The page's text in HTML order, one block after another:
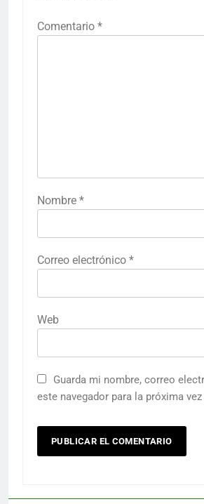
Comentario *
Nombre *
Correo electrónico *
Web
Guarda mi nombre, correo
este navegador para la próxima